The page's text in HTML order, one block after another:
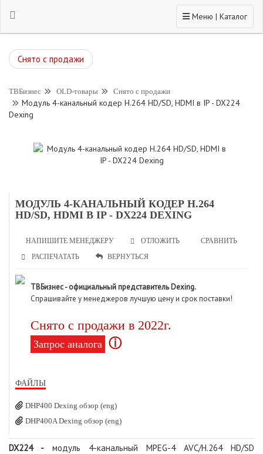
Toggle navigation
Меню | Каталог
Снято с продажи
ТВБизнес OLD-товары Снято с продажи
Модуль 4-канальный кодер H.264 HD/SD, HDMI в IP - DX224
Dexing
МОДУЛЬ 4-КАНАЛЬНЫЙ КОДЕР H.264
HD/SD, HDMI В IP - DX224 DEXING
НАПИШИТЕ МЕНЕДЖЕРУ ОТЛОЖИТЬ
СРАВНИТЬ
РАСПЕЧАТАТЬ
ВЕРНУТЬСЯ
ТВБизнес - официальный представитель Dexing.
Спрашивайте у менеджеров лучшую цену и срок поставки!
Снято с продажи в 2022г.
Запрос аналога ⓘ
ФАЙЛЫ
DHP400 Dexing обзор (eng)
DHP400A Dexing обзор (eng)
DX224 - модуль 4-канальный MPEG-4 AVC/H.264 HD/SD